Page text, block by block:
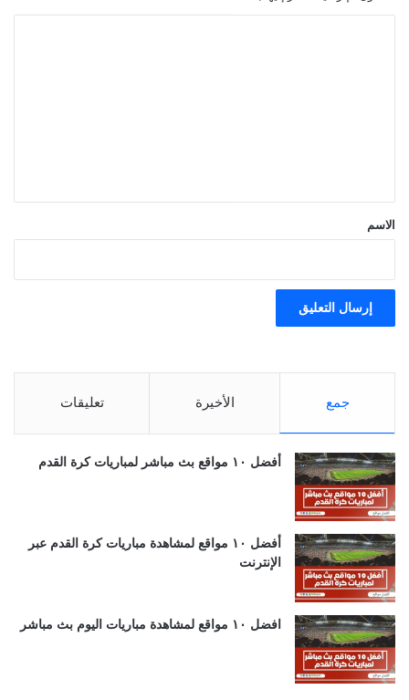
*الاسم
جمع الأخيرة تعليقات
أفضل ١٠ مواقع بث مباشر لمباريات كرة القدم
أفضل ١٠ مواقع لمشاهدة مباريات كرة القدم عبر
الإنترنت
افضل ١٠ مواقع لمشاهدة مباريات اليوم بث مباشر